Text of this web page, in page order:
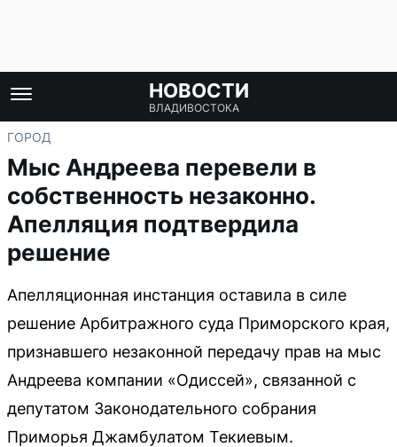
НОВОСТИ
ВЛАДИВОСТОКА
ГОРОД
Мыс Андреева перевели в
собственность незаконно.
Апелляция подтвердила
решение
Апелляционная инстанция оставила в силе
решение Арбитражного суда Приморского края,
признавшего незаконной передачу прав на мыс
Андреева компании «Одиссей», связанной с
депутатом Законодательного собрания
Приморья Джамбулатом Текиевым.